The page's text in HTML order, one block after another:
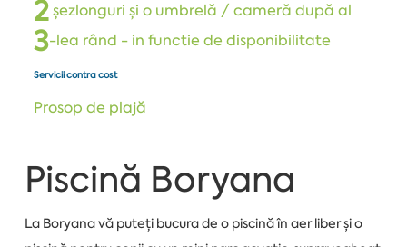
2șezlonguri și o umbrelă / cameră după al
3-lea rând - in functie de disponibilitate
Servicii contra cost
Prosop de plajă
Piscină Boryana
La Boryana vă puteți bucura de o piscină în aer liber și o